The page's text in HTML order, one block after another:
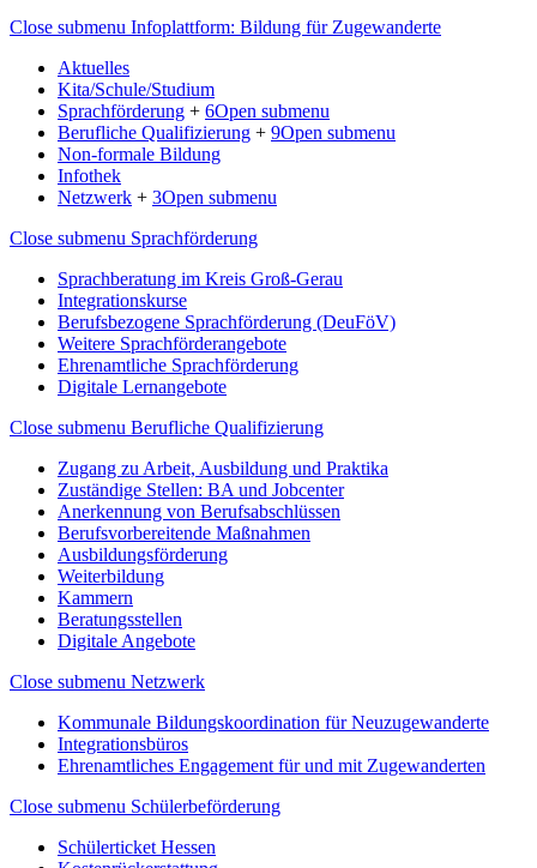
Close submenu Infoplattform: Bildung für Zugewanderte
Aktuelles
Kita/Schule/Studium
Sprachförderung + 6Open submenu
Berufliche Qualifizierung + 9Open submenu
Non-formale Bildung
Infothek
Netzwerk + 3Open submenu
Close submenu Sprachförderung
Sprachberatung im Kreis Groß-Gerau
Integrationskurse
Berufsbezogene Sprachförderung (DeuFöV)
Weitere Sprachförderangebote
Ehrenamtliche Sprachförderung
Digitale Lernangebote
Close submenu Berufliche Qualifizierung
Zugang zu Arbeit, Ausbildung und Praktika
Zuständige Stellen: BA und Jobcenter
Anerkennung von Berufsabschlüssen
Berufsvorbereitende Maßnahmen
Ausbildungsförderung
Weiterbildung
Kammern
Beratungsstellen
Digitale Angebote
Close submenu Netzwerk
Kommunale Bildungskoordination für Neuzugewanderte
Integrationsbüros
Ehrenamtliches Engagement für und mit Zugewanderten
Close submenu Schülerbeförderung
Schülerticket Hessen